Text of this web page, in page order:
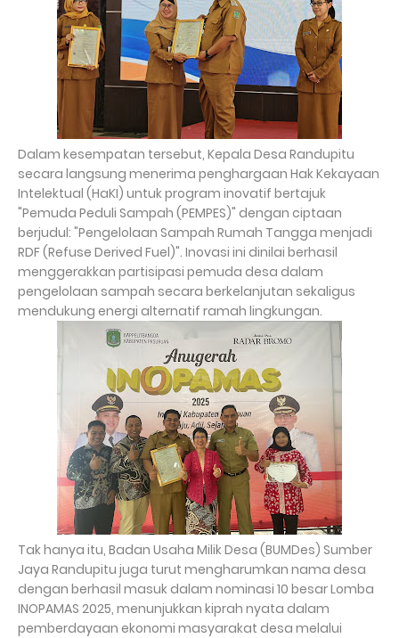
Dalam kesempatan tersebut, Kepala Desa Randupitu
secara langsung menerima penghargaan Hak Kekayaan
Intelektual (HaKI) untuk program inovatif bertajuk
"Pemuda Peduli Sampah (PEMPES)" dengan ciptaan
berjudul: "Pengelolaan Sampah Rumah Tangga menjadi
RDF (Refuse Derived Fuel)". Inovasi ini dinilai berhasil
menggerakkan partisipasi pemuda desa dalam
pengelolaan sampah secara berkelanjutan sekaligus
mendukung energi alternatif ramah lingkungan.
Tak hanya itu, Badan Usaha Milik Desa (BUMDes) Sumber
Jaya Randupitu juga turut mengharumkan nama desa
dengan berhasil masuk dalam nominasi 10 besar Lomba
INOPAMAS 2025, menunjukkan kiprah nyata dalam
pemberdayaan ekonomi masyarakat desa melalui